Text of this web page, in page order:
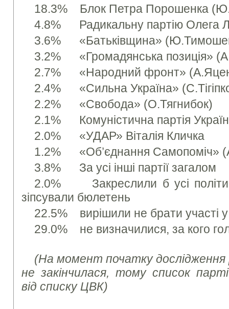
18.3% Блок Петра Порошенка
4.8% Радикальну партію Олега
3.6% «Батьківщина»
3.2% «Громадянська позиція»
2.7% «Народний фронт»
2.4% «Сильна Україна»
2.2% «Свобода» (О.Тягнибок)
2.1% Комуністична партія
2.0% «УДАР» Віталія Кличка
1.2% «Об’єднання Самопоміч»
3.8% За усі інші партії загалом
2.0% Закреслили б усі
зіпсували бюлетень
22.5% вирішили не брати участі у
29.0% не визначилися, за кого
(На момент початку дослідження
не закінчилася, тому список
від списку ЦВК)